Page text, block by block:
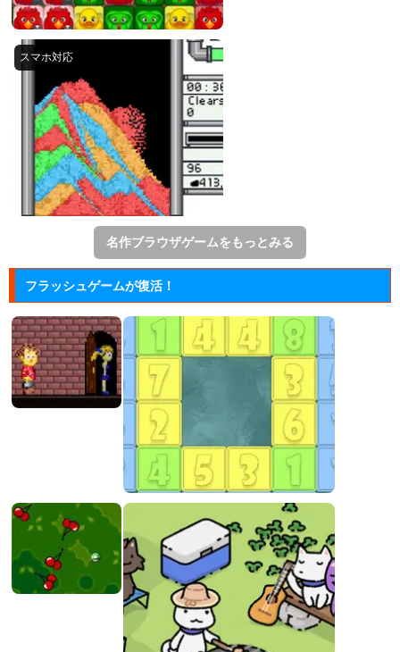
名作ブラウザゲームをもっとみる
フラッシュゲームが復活！